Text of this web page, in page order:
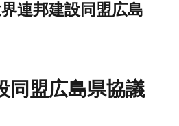
連邦建設同盟広島
同盟広島県協議